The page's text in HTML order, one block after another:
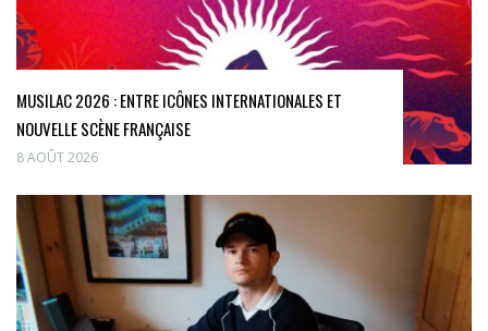
MUSILAC 2026 : ENTRE ICÔNES INTERNATIONALES ET
NOUVELLE SCÈNE FRANÇAISE
8 AOÛT 2026